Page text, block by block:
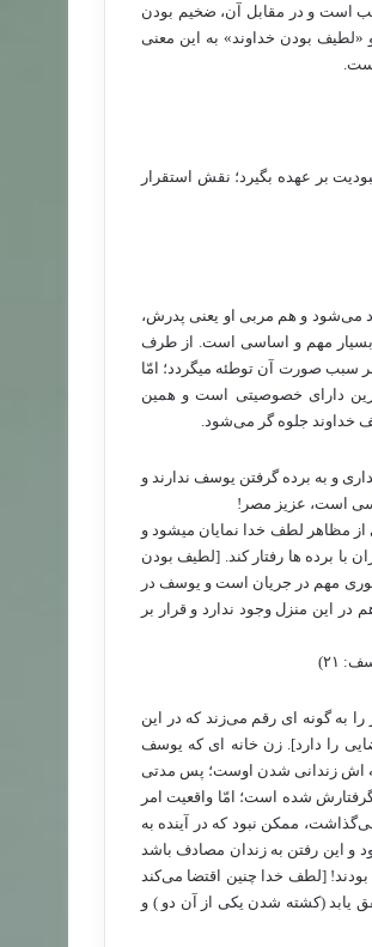
است و در مقابل آن، ضخیم بودن
بودن خداوند» به این معنی
بر عهده بگیرد؛ نقش استقرار
می­‌شود و هم مربی او یعنی پدرش،
بسیار مهم و اساسی است. از طرف
سبب صورت آن توطئه می­گردد؛ امّا
دارای خصوصیتی است و همین
خداوند جلوه گر می‌­شود.
و به برده گرفتن یوسف ندارند و
کسی است، عزیز مصر!
از مظاهر لطف خدا نمایان می­شود و
برده ها رفتار کند. [لطیف بودن
مهم در جریان است و یوسف در
این منزل وجود ندارد و قرار بر
۲۱)
به گونه ای رقم می‌­زند که در این
را دارد]. زن خانه ای که یوسف
اش زندانی شدن اوست؛ پس مدتی
شده است؛ امّا واقعیت امر
ممکن نبود که در آینده به
و این رفتن به زندان مصادف باشد
بودند! [لطف خدا چنین اقتضا می‌­کند
یابد (کشته شدن یکی از آن دو ) و